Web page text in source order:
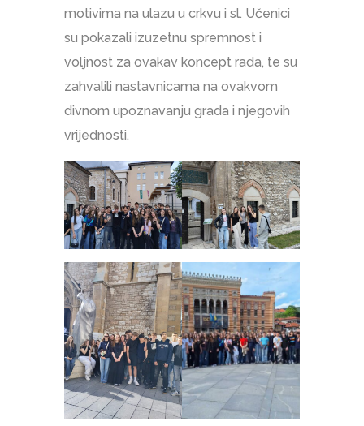
motivima na ulazu u crkvu i sl. Učenici
su pokazali izuzetnu spremnost i
voljnost za ovakav koncept rada, te su
zahvalili nastavnicama na ovakvom
divnom upoznavanju grada i njegovih
vrijednosti.